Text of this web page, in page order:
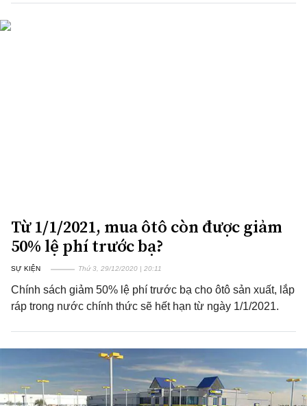
Từ 1/1/2021, mua ôtô còn được giảm
50% lệ phí trước bạ?
SỰ KIỆN Thứ 3, 29/12/2020 | 20:11
Chính sách giảm 50% lệ phí trước bạ cho ôtô sản xuất, lắp
ráp trong nước chính thức sẽ hết hạn từ ngày 1/1/2021.